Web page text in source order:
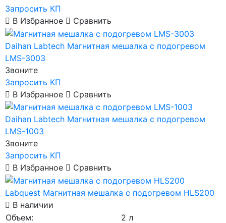
Запросить КП
В Избранное
Сравнить
Daihan Labtech Магнитная мешалка с подогревом
LMS-3003
Звоните
Запросить КП
В Избранное
Сравнить
Daihan Labtech Магнитная мешалка с подогревом
LMS-1003
Звоните
Запросить КП
В Избранное
Сравнить
Labquest Магнитная мешалка с подогревом HLS200
В наличии
Объем:
2 л